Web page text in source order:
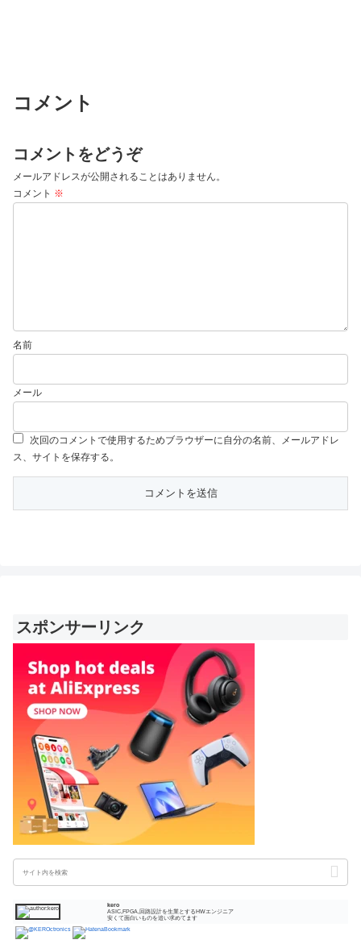
コメント
コメントをどうぞ
メールアドレスが公開されることはありません。
コメント ※
名前
メール
次回のコメントで使用するためブラウザーに自分の名前、メールアドレ
ス、サイトを保存する。
スポンサーリンク
kero
ASIC,FPGA,回路設計を生業とするHWエンジニア
安くて面白いものを追い求めてます